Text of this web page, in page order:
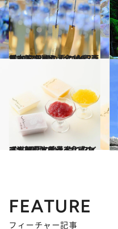
2022.8.4
【2022年版】 いつか行きたい！ 日本の夏の絶景 西日本篇まとめ《全160スポット》①
旅＆お出かけ
2022.7.22
【滋賀県】手土産にもおすすめ 夏のひんやりスイーツ3選 ぷるぷる食感のフルーツ水羊羹
グルメ
FEATURE
フィーチャー記事